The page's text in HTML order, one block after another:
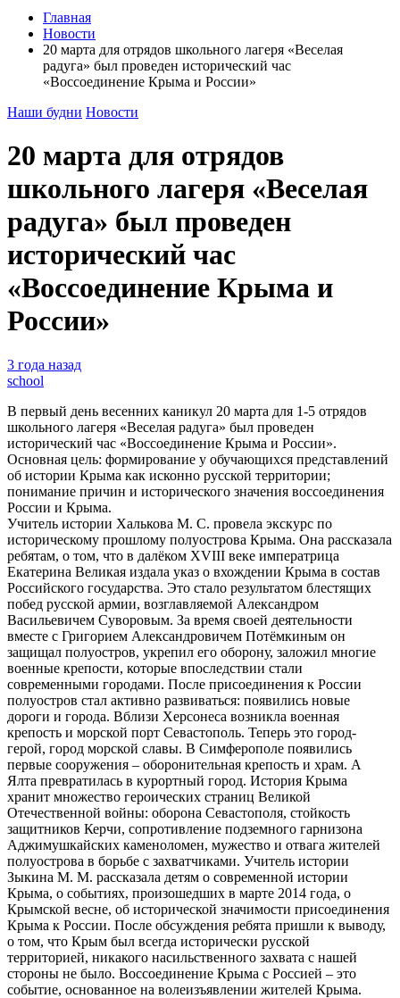
Главная
Новости
20 марта для отрядов школьного лагеря «Веселая
радуга» был проведен исторический час
«Воссоединение Крыма и России»
Наши будни Новости
20 марта для отрядов
школьного лагеря «Веселая
радуга» был проведен
исторический час
«Воссоединение Крыма и
России»
3 года назад
school
В первый день весенних каникул 20 марта для 1-5 отрядов
школьного лагеря «Веселая радуга» был проведен
исторический час «Воссоединение Крыма и России».
Основная цель: формирование у обучающихся представлений
об истории Крыма как исконно русской территории;
понимание причин и исторического значения воссоединения
России и Крыма.
Учитель истории Халькова М. С. провела экскурс по
историческому прошлому полуострова Крыма. Она рассказала
ребятам, о том, что в далёком XVIII веке императрица
Екатерина Великая издала указ о вхождении Крыма в состав
Российского государства. Это стало результатом блестящих
побед русской армии, возглавляемой Александром
Васильевичем Суворовым. За время своей деятельности
вместе с Григорием Александровичем Потёмкиным он
защищал полуостров, укрепил его оборону, заложил многие
военные крепости, которые впоследствии стали
современными городами. После присоединения к России
полуостров стал активно развиваться: появились новые
дороги и города. Вблизи Херсонеса возникла военная
крепость и морской порт Севастополь. Теперь это город-
герой, город морской славы. В Симферополе появились
первые сооружения – оборонительная крепость и храм. А
Ялта превратилась в курортный город. История Крыма
хранит множество героических страниц Великой
Отечественной войны: оборона Севастополя, стойкость
защитников Керчи, сопротивление подземного гарнизона
Аджимушкайских каменоломен, мужество и отвага жителей
полуострова в борьбе с захватчиками. Учитель истории
Зыкина М. М. рассказала детям о современной истории
Крыма, о событиях, произошедших в марте 2014 года, о
Крымской весне, об исторической значимости присоединения
Крыма к России. После обсуждения ребята пришли к выводу,
о том, что Крым был всегда исторически русской
территорией, никакого насильственного захвата с нашей
стороны не было. Воссоединение Крыма с Россией – это
событие, основанное на волеизъявлении жителей Крыма.